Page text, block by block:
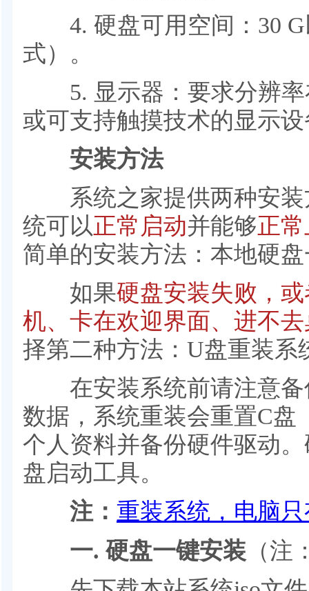
4. 硬盘可用空间：30 G
式）。
5. 显示器：要求分辨率
或可支持触摸技术的显示
安装方法
系统之家提供两种安
统可以正常启动并能够正
简单的安装方法：本地硬
如果硬盘安装失败，
机、卡在欢迎界面、进不
择第二种方法：U盘重装系
在安装系统前请注意备
数据，系统重装会重置C盘
个人资料并备份硬件驱动
盘启动工具。
注： 重装系统，电脑
一. 硬盘一键安装 （注